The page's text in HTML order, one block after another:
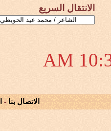
الانتقال السريع
10:30
الاتصال بنا -